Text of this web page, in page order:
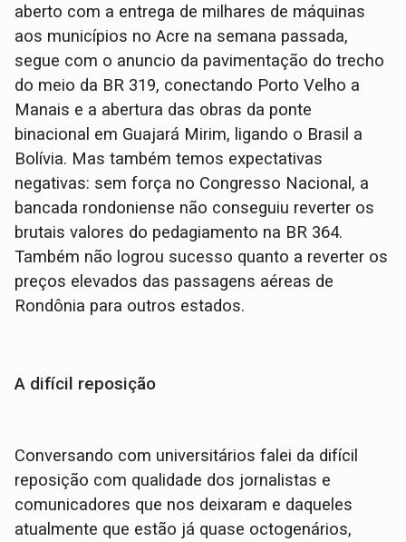
aberto com a entrega de milhares de máquinas
aos municípios no Acre na semana passada,
segue com o anuncio da pavimentação do trecho
do meio da BR 319, conectando Porto Velho a
Manais e a abertura das obras da ponte
binacional em Guajará Mirim, ligando o Brasil a
Bolívia. Mas também temos expectativas
negativas: sem força no Congresso Nacional, a
bancada rondoniense não conseguiu reverter os
brutais valores do pedagiamento na BR 364.
Também não logrou sucesso quanto a reverter os
preços elevados das passagens aéreas de
Rondônia para outros estados.
A difícil reposição
Conversando com universitários falei da difícil
reposição com qualidade dos jornalistas e
comunicadores que nos deixaram e daqueles
atualmente que estão já quase octogenários,